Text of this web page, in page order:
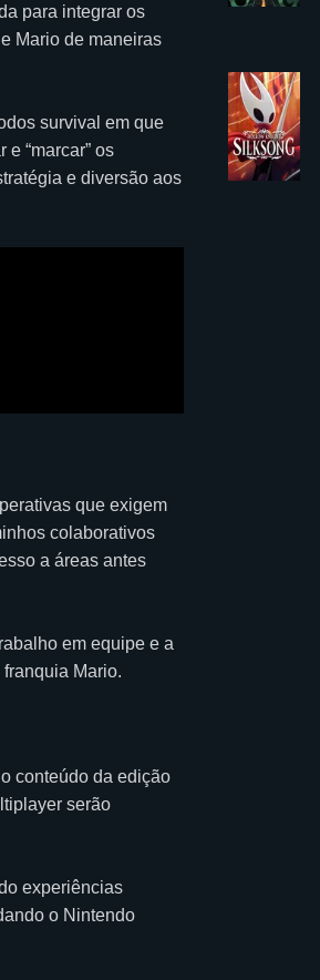
para integrar os
Mario de maneiras
survival em que
“marcar” os
e diversão aos
que exigem
colaborativos
a áreas antes
em equipe e a
Mario.
conteúdo da edição
serão
experiências
o Nintendo